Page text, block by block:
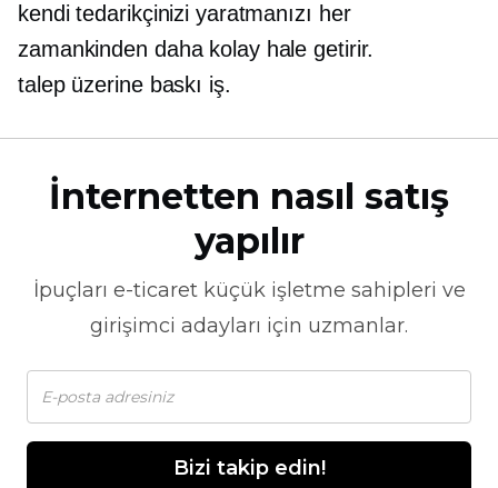
kendi tedarikçinizi yaratmanızı her
zamankinden daha kolay hale getirir.
talep üzerine baskı iş.
İnternetten nasıl satış
yapılır
İpuçları e-ticaretküçük işletme sahipleri ve
girişimci adayları için uzmanlar.
Bizi takip edin!